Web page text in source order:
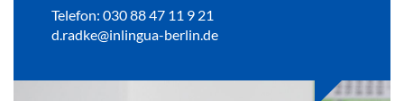
Telefon: 030 88 47 11 9 21
d.radke@inlingua-berlin.de